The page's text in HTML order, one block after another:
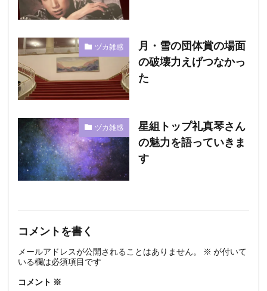
ヅカ雑感
月・雪の団体賞の場面
の破壊力えげつなかっ
た
ヅカ雑感
星組トップ礼真琴さん
の魅力を語っていきま
す
コメントを書く
メールアドレスが公開されることはありません。 ※ が付いて
いる欄は必須項目です
コメント ※